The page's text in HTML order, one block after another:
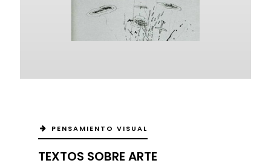
PENSAMIENTO VISUAL
TEXTOS SOBRE ARTE